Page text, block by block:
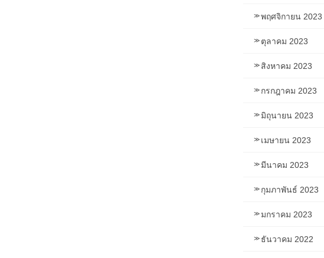
พฤศจิกายน 2023
ตุลาคม 2023
สิงหาคม 2023
กรกฎาคม 2023
มิถุนายน 2023
เมษายน 2023
มีนาคม 2023
กุมภาพันธ์ 2023
มกราคม 2023
ธันวาคม 2022